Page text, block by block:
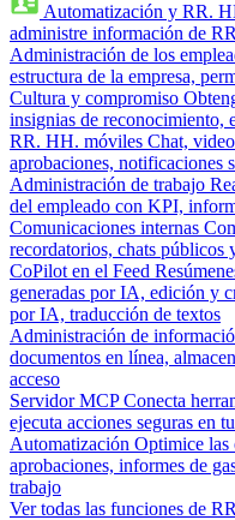
Automatización y RR.
administre información de
Administración de los
estructura de la empresa,
Cultura y compromiso
insignias de reconocimiento,
RR. HH. móviles Chat,
aprobaciones, notificaciones
Administración de trabajo
del empleado con KPI,
Comunicaciones internas
recordatorios, chats públicos
CoPilot en el Feed
generadas por IA, edición y
por IA, traducción de textos
Administración de
documentos en línea,
acceso
Servidor MCP Conecta
ejecuta acciones seguras en
Automatización Optimice las
aprobaciones, informes de
trabajo
Ver todas las funciones de